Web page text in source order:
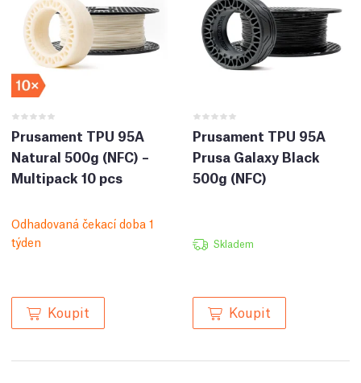
Prusament TPU 95A
Natural 500g (NFC) –
Multipack 10 pcs
Odhadovaná čekací doba 1
týden
Koupit
Prusament TPU 95A
Prusa Galaxy Black
500g (NFC)
Skladem
Koupit